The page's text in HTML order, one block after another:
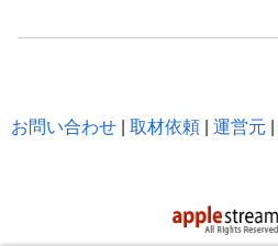
お問い合わせ 取材依頼 運営元